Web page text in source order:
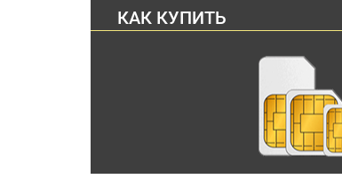
КАК КУПИТЬ